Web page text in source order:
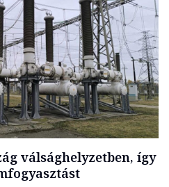
válsághelyzetben, így